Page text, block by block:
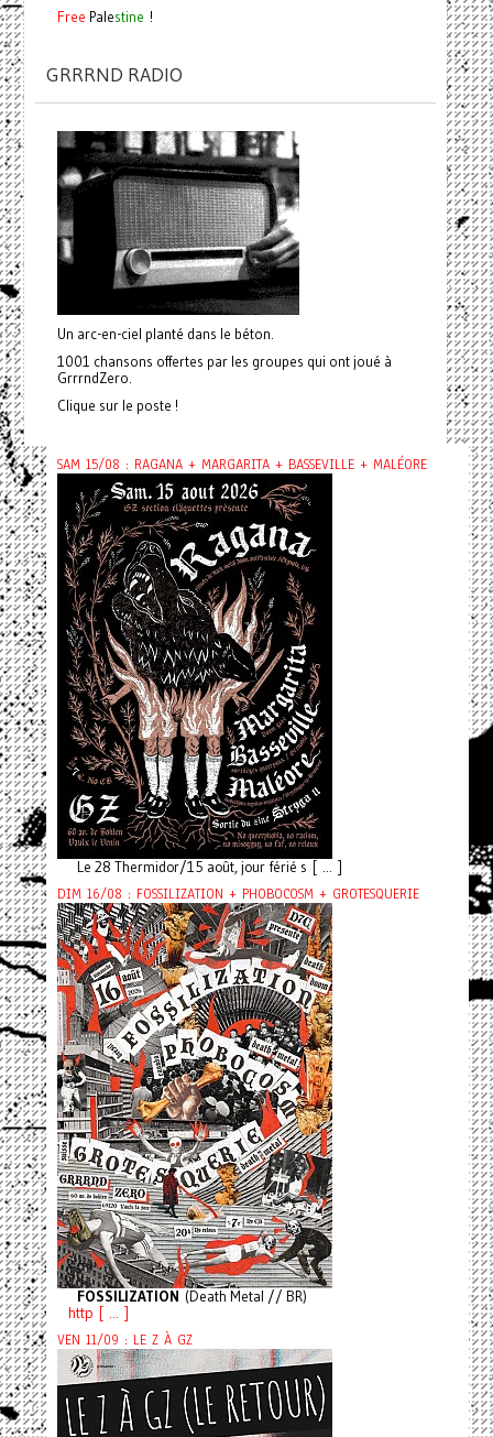
Free Palestine !
GRRRND RADIO
Un arc-en-ciel planté dans le béton.
1001 chansons offertes par les groupes qui ont joué à
GrrrndZero.
Clique sur le poste !
SAM 15/08 : RAGANA + MARGARITA + BASSEVILLE + MALÉORE
Le 28 Thermidor/15 août, jour férié s [ ... ]
DIM 16/08 : FOSSILIZATION + PHOBOCOSM + GROTESQUERIE
FOSSILIZATION (Death Metal // BR)
http [ ... ]
VEN 11/09 : LE Z À GZ